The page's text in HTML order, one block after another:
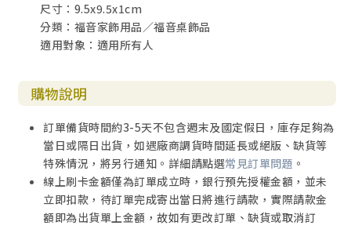
尺寸：9.5x9.5x1cm
分類：福音家飾用品／福音桌飾品
適用對象：適用所有人
購物說明
訂單備貨時間約3-5天不包含週末及國定假日，庫存足夠為
當日或隔日出貨，如遇廠商調貨時間延長或絕版、缺貨等
特殊情況，將另行通知。詳細請點選常見訂單問題 。
線上刷卡金額僅為訂單成立時，銀行預先授權金額，並未
立即扣款，待訂單完成寄出當日將進行請款，實際請款金
額即為出貨單上金額，故如有更改訂單、缺貨或取消訂